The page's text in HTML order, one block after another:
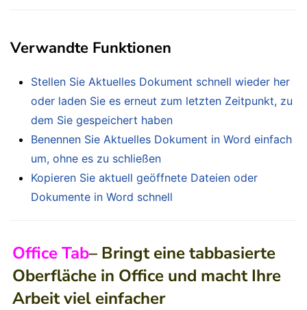
Verwandte Funktionen
Stellen Sie Aktuelles Dokument schnell wieder her
oder laden Sie es erneut zum letzten Zeitpunkt, zu
dem Sie gespeichert haben
Benennen Sie Aktuelles Dokument in Word einfach
um, ohne es zu schließen
Kopieren Sie aktuell geöffnete Dateien oder
Dokumente in Word schnell
Office Tab– Bringt eine tabbasierte
Oberfläche in Office und macht Ihre
Arbeit viel einfacher